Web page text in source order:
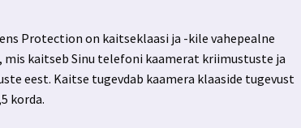
Protection on kaitseklaasi ja -kile vahepealne
mis kaitseb Sinu telefoni kaamerat kriimustuste ja
eest. Kaitse tugevdab kaamera klaaside tugevust
korda.